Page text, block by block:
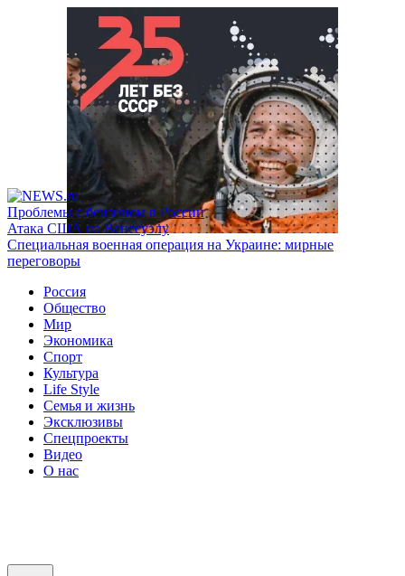
Проблемы с бензином в России
Атака США на Венесуэлу
Специальная военная операция на Украине: мирные
переговоры
Россия
Общество
Мир
Экономика
Спорт
Культура
Life Style
Семья и жизнь
Эксклюзивы
Спецпроекты
Видео
О нас